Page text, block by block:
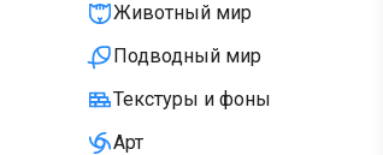
Животный мир
Подводный мир
Текстуры и фоны
Арт